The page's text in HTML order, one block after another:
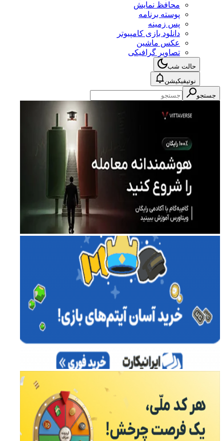
محافظ نمایش
پوسته برنامه
پس زمینه
دانلود بازی کامپیوتر
عکس ماشین
تصاویر گرافیکی
حالت شب
نوتیفیکیشن
جستجو